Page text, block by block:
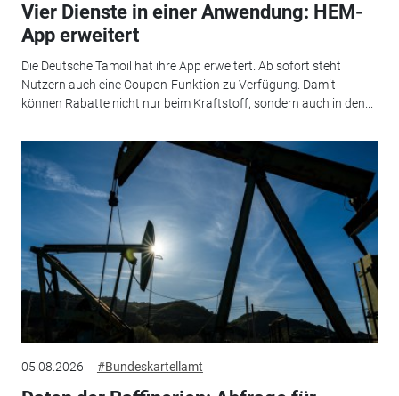
Vier Dienste in einer Anwendung: HEM-
App erweitert
Die Deutsche Tamoil hat ihre App erweitert. Ab sofort steht
Nutzern auch eine Coupon-Funktion zu Verfügung. Damit
können Rabatte nicht nur beim Kraftstoff, sondern auch in den...
05.08.2026 #Bundeskartellamt